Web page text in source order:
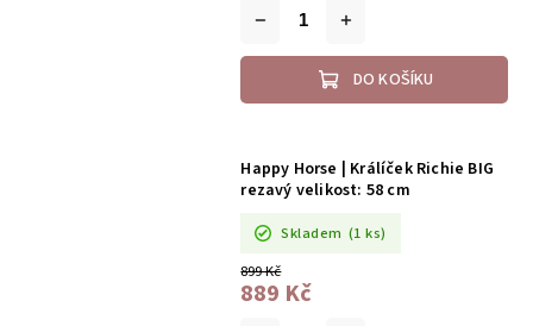
DO KOŠÍKU
Happy Horse | Králíček Richie BIG
rezavý velikost: 58 cm
Skladem (1 ks)
899 Kč
889 Kč